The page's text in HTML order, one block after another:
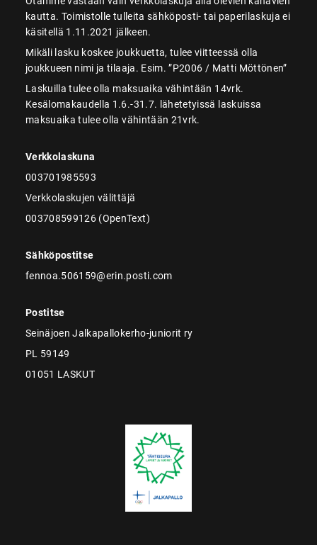
kautta. Toimistolle tulleita sähköposti- tai paperilaskuja ei
käsitellä 1.11.2021 jälkeen.
Mikäli lasku koskee joukkuetta, tulee viitteessä olla
joukkueen nimi ja tilaaja. Esim. ”P2006 / Matti Möttönen”
Laskuilla tulee olla maksuaika vähintään 14vrk.
Kesälomakaudella 1.6.-31.7. lähetetyissä laskuissa
maksuaika tulee olla vähintään 21vrk.
Verkkolaskuna
003701985593
Verkkolaskujen välittäjä
003708599126 (OpenText)
Sähköpostitse
fennoa.506159@erin.posti.com
Postitse
Seinäjoen Jalkapallokerho-juniorit ry
PL 59149
01051 LASKUT